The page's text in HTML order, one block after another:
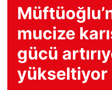
mucize
gücü
yükseltiyor